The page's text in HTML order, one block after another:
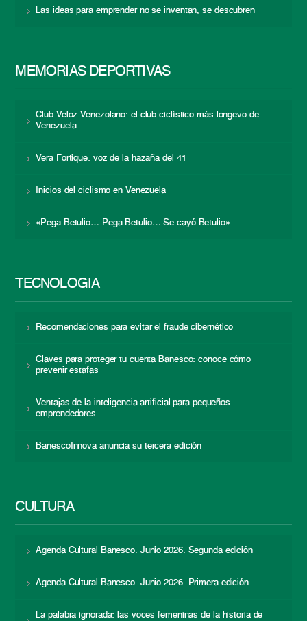
Las ideas para emprender no se inventan, se descubren
MEMORIAS DEPORTIVAS
Club Veloz Venezolano: el club ciclístico más longevo de
Venezuela
Vera Fortique: voz de la hazaña del 41
Inicios del ciclismo en Venezuela
«Pega Betulio… Pega Betulio… Se cayó Betulio»
TECNOLOGÍA
Recomendaciones para evitar el fraude cibernético
Claves para proteger tu cuenta Banesco: conoce cómo
prevenir estafas
Ventajas de la inteligencia artificial para pequeños
emprendedores
BanescoInnova anuncia su tercera edición
CULTURA
Agenda Cultural Banesco. Junio 2026. Segunda edición
Agenda Cultural Banesco. Junio 2026. Primera edición
La palabra ignorada: las voces femeninas de la historia de